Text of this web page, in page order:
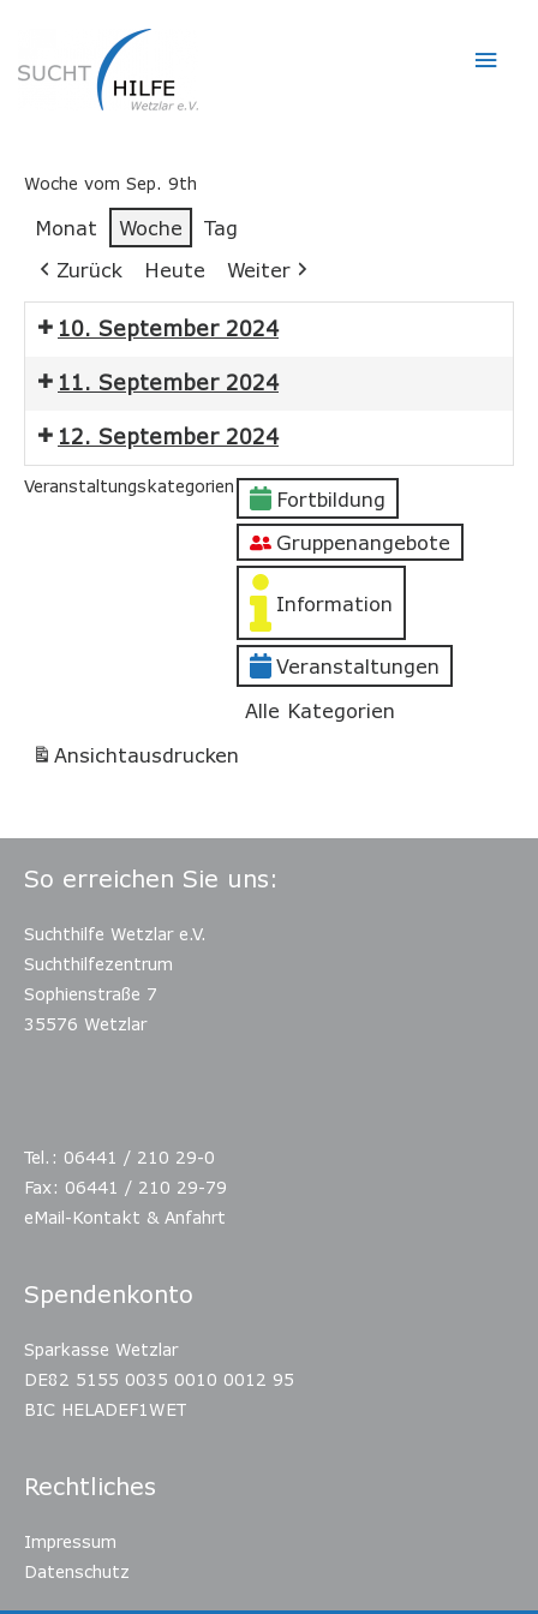
Woche vom Sep. 9th
Monat Woche
Tag
Zurück
Heute Weiter
10. September 2024
11. September 2024
12. September 2024
Veranstaltungskategorien
Fortbildung
Gruppenangebote
Information
Veranstaltungen
Alle Kategorien
Ansichtausdrucken
So erreichen Sie uns:
Suchthilfe Wetzlar e.V.
Suchthilfezentrum
Sophienstraße 7
35576 Wetzlar
Tel.: 06441 / 210 29-0
Fax: 06441 / 210 29-79
eMail-Kontakt & Anfahrt
Spendenkonto
Sparkasse Wetzlar
DE82 5155 0035 0010 0012 95
BIC HELADEF1WET
Rechtliches
Impressum
Datenschutz